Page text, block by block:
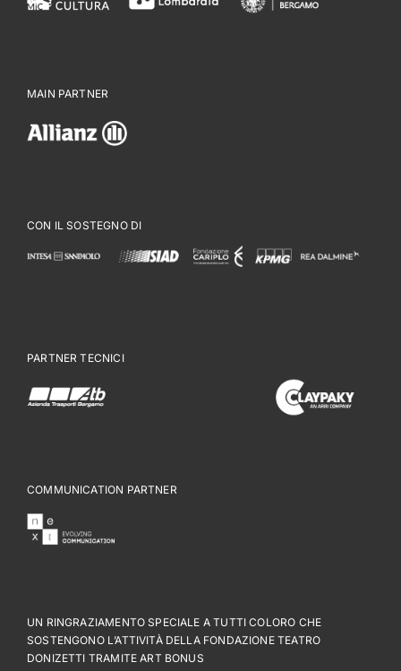
MAIN PARTNER
CON IL SOSTEGNO DI
PARTNER TECNICI
COMMUNICATION PARTNER
UN RINGRAZIAMENTO SPECIALE A TUTTI COLORO CHE
SOSTENGONO L’ATTIVITÀ DELLA FONDAZIONE TEATRO
DONIZETTI TRAMITE ART BONUS